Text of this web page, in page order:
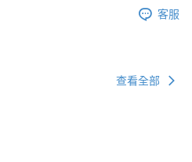
客服
查看全部